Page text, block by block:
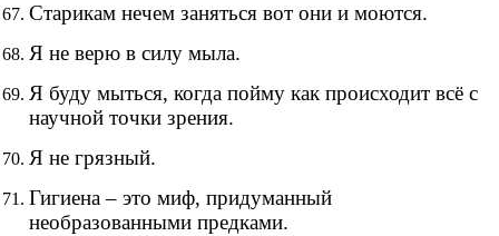
Старикам нечем заняться вот они и моются.
Я не верю в силу мыла.
Я буду мыться, когда пойму как происходит всё с
научной точки зрения.
Я не грязный.
Гигиена – это миф, придуманный
необразованными предками.